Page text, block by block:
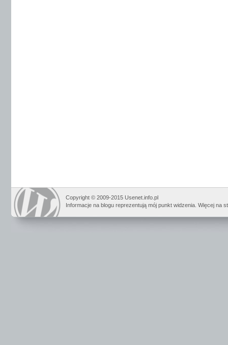
Copyright © 2009-2015 Usenet.info.pl
Informacje na blogu reprezentują mój punkt widzenia. Więcej na